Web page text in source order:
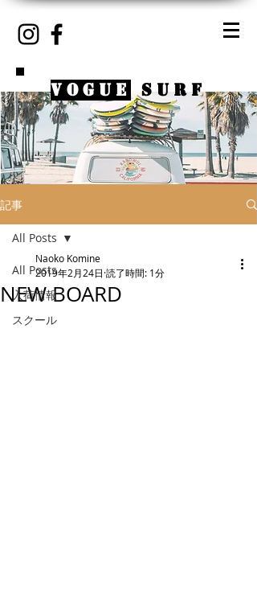
VOGUE SURF
記事
All Posts
入荷情報
スクール
All Posts
NEW BOARD
Naoko Komine
2019年2月24日 読了時間: 1分